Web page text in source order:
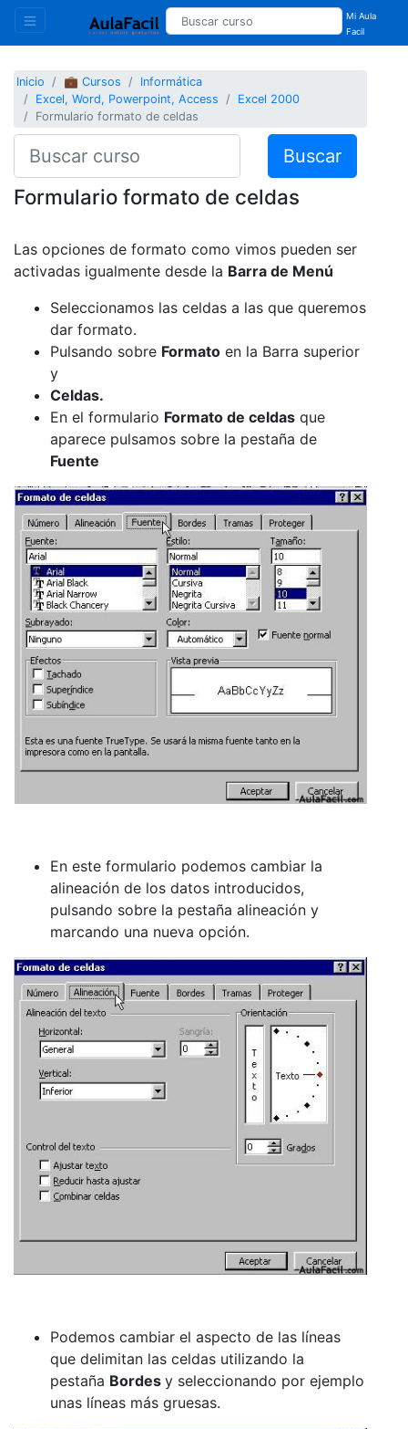
Mi Aula
Facil
Inicio 💼 Cursos
Informática
Excel, Word, Powerpoint, Access
Excel 2000
Formulario formato de celdas
Buscar
Formulario formato de celdas
Las opciones de formato como vimos pueden ser
activadas igualmente desde la Barra de Menú
Seleccionamos las celdas a las que queremos
dar formato.
Pulsando sobre Formato en la Barra superior
y
Celdas.
En el formulario Formato de celdas que
aparece pulsamos sobre la pestaña de
Fuente
En este formulario podemos cambiar la
alineación de los datos introducidos,
pulsando sobre la pestaña alineación y
marcando una nueva opción.
Podemos cambiar el aspecto de las líneas
que delimitan las celdas utilizando la
pestaña Bordes y seleccionando por ejemplo
unas líneas más gruesas.